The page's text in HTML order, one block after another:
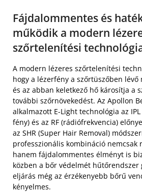
Fájdalommentes és
működik a modern
szőrtelenítési
A modern lézeres szőrtelenítési
hogy a lézerfény a szőrtüszőben
és az abban keletkező hő károsítja a
további szőrnövekedést. Az Apollon
alkalmazott E-Light technológia az
fény) és az RF (rádiófrekvencia)
az SHR (Super Hair Removal)
professzionális kombináció nemcsak
hanem fájdalommentes élményt is
közben a bőr védelmét hűtőrendszer
eljárás még az érzékenyebb bőrű
kényelmes.